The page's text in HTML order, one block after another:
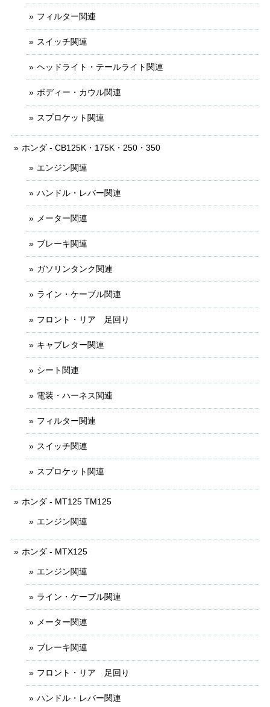
フィルター関連
スイッチ関連
ヘッドライト・テールライト関連
ボディー・カウル関連
スプロケット関連
ホンダ - CB125K・175K・250・350
エンジン関連
ハンドル・レバー関連
メーター関連
ブレーキ関連
ガソリンタンク関連
ライン・ケーブル関連
フロント・リア 足回り
キャブレター関連
シート関連
電装・ハーネス関連
フィルター関連
スイッチ関連
スプロケット関連
ホンダ - MT125 TM125
エンジン関連
ホンダ - MTX125
エンジン関連
ライン・ケーブル関連
メーター関連
ブレーキ関連
フロント・リア 足回り
ハンドル・レバー関連